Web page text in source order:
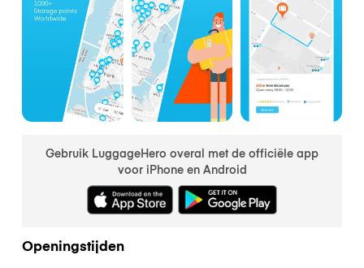
Gebruik LuggageHero overal met de officiële app
voor iPhone en Android
Openingstijden